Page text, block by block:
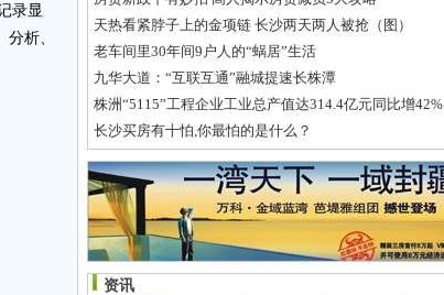
录显
析、
天热看紧脖子上的金项链 长沙两天两人被抢（图）
老车间里30年间9户人的“蜗居”生活
九华大道：“互联互通”融城提速长株潭
株洲“5115”工程企业工业总产值达314.4亿元同比增42%
长沙买房有十怕,你最怕的是什么？
资讯